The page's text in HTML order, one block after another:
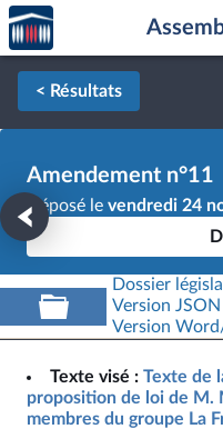
Aller au contenu
Aller en bas de la page
Accèder
à la
page
d'accueil
< Résultats
Amendement n°11
Déposé le vendredi 24
Dossier
Version JSON
Version
Texte visé : Texte de
proposition de loi de M.
membres du groupe La